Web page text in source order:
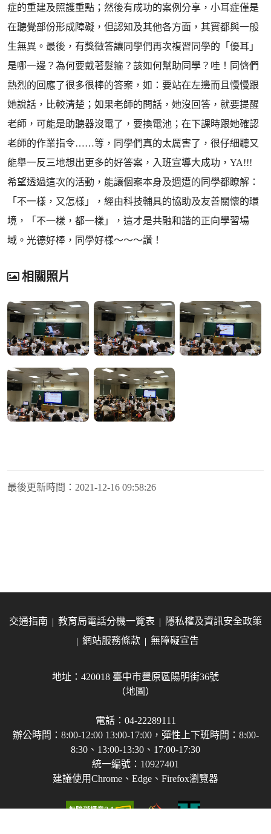
症的重建及照護重點；然後有成功的案例分享，小耳症僅是
在聽覺部份形成障礙，但認知及其他各方面，其實都與一般
生無異。最後，有獎徵答讓同學們再次複習同學的「優耳」
是哪一邊？為何要戴著髮箍？該如何幫助同學？哇！同儕們
熱烈的回應了很多很棒的答案，如：要站在左邊而且慢慢跟
她說話，比較清楚；如果老師的問話，她沒回答，就要提醒
老師，可能是助聽器沒電了，要換電池；在下課時跟她確認
老師的作業指令……等，同學們真的太厲害了，很仔細聽又
能舉一反三地想出更多的好答案，入班宣導大成功，YA!!!
希望透過這次的活動，能讓個案本身及週遭的同學都瞭解：
「不一樣，又怎樣」，經由科技輔具的協助及友善關懷的環
境，「不一樣，都一樣」，這才是共融和諧的正向學習場
域。光德好棒，同學好樣～～～讚！
相關照片
最後更新時間： 2021-12-16 09:58:26
交通指南 教育局電話分機一覽表
隱私權及資訊安全政策
網站服務條款
無障礙宣告
地址：420018 臺中市豐原區陽明街36號
（地圖）
電話：04-22289111
辦公時間：8:00-12:00 13:00-17:00，彈性上下班時間：8:00-
8:30、13:00-13:30、17:00-17:30
統一編號：10927401
建議使用Chrome、Edge、Firefox瀏覽器